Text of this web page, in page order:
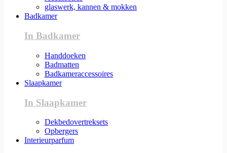
glaswerk, kannen & mokken
Badkamer
In Badkamer
Handdoeken
Badmatten
Badkameraccessoires
Slaapkamer
In Slaapkamer
Dekbedovertreksets
Opbergers
Interieurparfum